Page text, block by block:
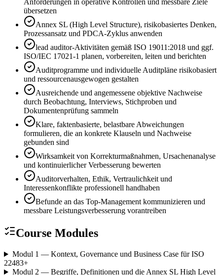
Anforderungen in operative Kontrollen und messbare Ziele
übersetzen
Annex SL (High Level Structure), risikobasiertes Denken,
Prozessansatz und PDCA-Zyklus anwenden
lead auditor-Aktivitäten gemäß ISO 19011:2018 und ggf.
ISO/IEC 17021-1 planen, vorbereiten, leiten und berichten
Auditprogramme und individuelle Auditpläne risikobasiert
und ressourcenausgewogen gestalten
Ausreichende und angemessene objektive Nachweise
durch Beobachtung, Interviews, Stichproben und
Dokumentenprüfung sammeln
Klare, faktenbasierte, belastbare Abweichungen
formulieren, die an konkrete Klauseln und Nachweise
gebunden sind
Wirksamkeit von Korrekturmaßnahmen, Ursachenanalyse
und kontinuierlicher Verbesserung bewerten
Auditorverhalten, Ethik, Vertraulichkeit und
Interessenkonflikte professionell handhaben
Befunde an das Top-Management kommunizieren und
messbare Leistungsverbesserung vorantreiben
Course Modules
Modul 1 — Kontext, Governance und Business Case für ISO
22483+
Modul 2 — Begriffe, Definitionen und die Annex SL High Level